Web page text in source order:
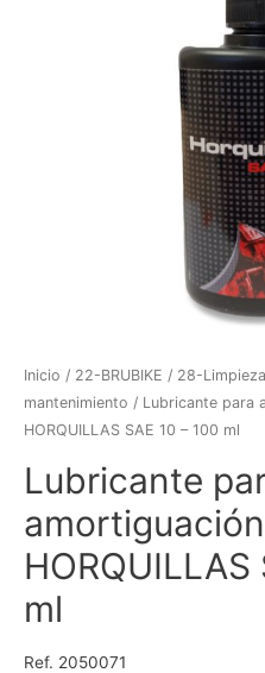
Inicio / 22-BRUBIKE / 28-
mantenimiento / Lubricante para
HORQUILLAS SAE 10 – 100 ml
Lubricante
amortiguación
HORQUILLAS
ml
Ref. 2050071